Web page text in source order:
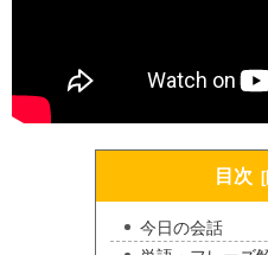
目次
今日の会話